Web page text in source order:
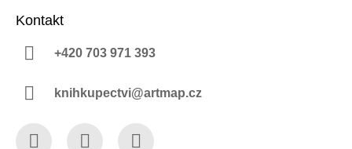
Kontakt
+420 703 971 393
knihkupectvi@artmap.cz